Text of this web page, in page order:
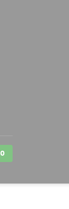
0